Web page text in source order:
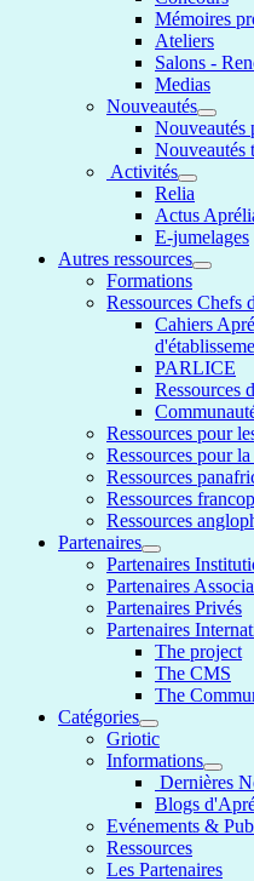
Mémoires
Ateliers
Salons -
Medias
Nouveautés
Nouveautés
Nouveautés
Activités
Relia
Actus
E-jumelages
Autres ressources
Formations
Ressources Chefs
Cahiers
PARLICE
Ressources
Ressources pour
Ressources pour la
Ressources
Ressources
Ressources
Partenaires
Partenaires
Partenaires
Partenaires Privés
Partenaires
The project
The CMS
The
Catégories
Griotic
Informations
Dernières
Blogs
Evénements &
Ressources
Les Partenaires